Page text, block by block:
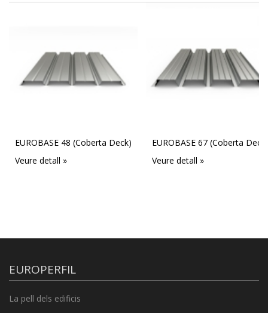
EUROBASE 48 (Coberta Deck)
Veure detall »
EUROBASE 67 (Coberta Deck)
Veure detall »
EUROPERFIL
La pell dels edificis